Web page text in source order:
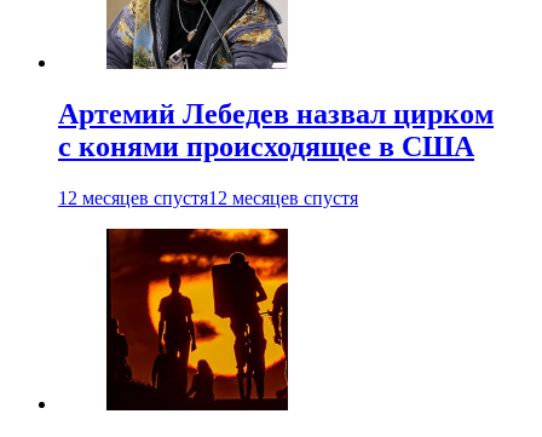
Артемий Лебедев назвал цирком
с конями происходящее в США
12 месяцев спустя12 месяцев спустя